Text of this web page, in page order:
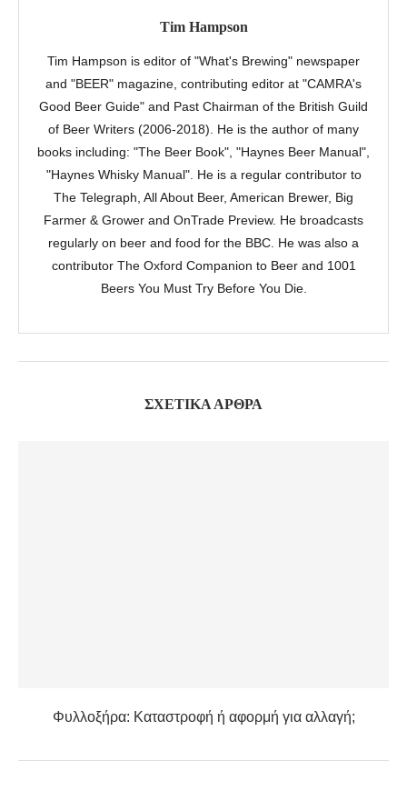
Tim Hampson
Tim Hampson is editor of "What's Brewing" newspaper
and "BEER" magazine, contributing editor at "CAMRA's
Good Beer Guide" and Past Chairman of the British Guild
of Beer Writers (2006-2018). He is the author of many
books including: "The Beer Book", "Haynes Beer Manual",
"Haynes Whisky Manual". He is a regular contributor to
The Telegraph, All About Beer, American Brewer, Big
Farmer & Grower and OnTrade Preview. He broadcasts
regularly on beer and food for the BBC. He was also a
contributor The Oxford Companion to Beer and 1001
Beers You Must Try Before You Die.
ΣΧΕΤΙΚΆ ΆΡΘΡΑ
Φυλλοξήρα: Καταστροφή ή αφορμή για αλλαγή;